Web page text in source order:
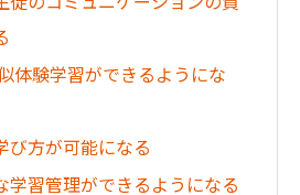
体験学習ができるようにな
び方が可能になる
学習管理ができるようになる